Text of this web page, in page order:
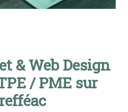
& Web Design
/ PME sur